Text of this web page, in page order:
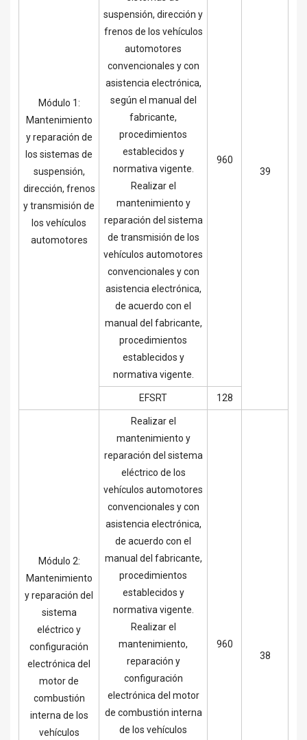
Módulo 1:
Mantenimiento
y reparación de
los sistemas de
suspensión,
dirección, frenos
y transmisión de
los vehículos
automotores
suspensión, dirección y
frenos de los vehículos
automotores
convencionales y con
asistencia electrónica,
según el manual del
fabricante,
procedimientos
establecidos y
normativa vigente.
Realizar el
mantenimiento y
reparación del sistema
de transmisión de los
vehículos automotores
convencionales y con
asistencia electrónica,
de acuerdo con el
manual del fabricante,
procedimientos
establecidos y
normativa vigente.
960
39
EFSRT 128
Módulo 2:
Mantenimiento
y reparación del
sistema
eléctrico y
configuración
electrónica del
motor de
combustión
interna de los
vehículos
Realizar el
mantenimiento y
reparación del sistema
eléctrico de los
vehículos automotores
convencionales y con
asistencia electrónica,
de acuerdo con el
manual del fabricante,
procedimientos
establecidos y
normativa vigente.
Realizar el
mantenimiento,
reparación y
configuración
electrónica del motor
de combustión interna
de los vehículos
960
38